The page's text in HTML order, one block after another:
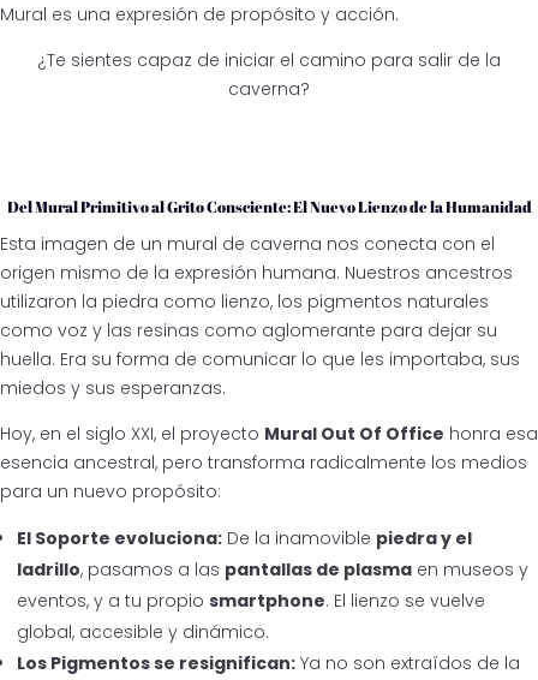
Mural es una expresión de propósito y acción.
¿Te sientes capaz de iniciar el camino para salir de la
caverna?
Del Mural Primitivo al Grito Consciente: El Nuevo Lienzo de la Humanidad
Esta imagen de un mural de caverna nos conecta con el
origen mismo de la expresión humana. Nuestros ancestros
utilizaron la piedra como lienzo, los pigmentos naturales
como voz y las resinas como aglomerante para dejar su
huella. Era su forma de comunicar lo que les importaba, sus
miedos y sus esperanzas.
Hoy, en el siglo XXI, el proyecto Mural Out Of Office honra esa
esencia ancestral, pero transforma radicalmente los medios
para un nuevo propósito:
El Soporte evoluciona: De la inamovible piedra y el
ladrillo, pasamos a las pantallas de plasma en museos y
eventos, y a tu propio smartphone. El lienzo se vuelve
global, accesible y dinámico.
Los Pigmentos se resignifican: Ya no son extraídos de la